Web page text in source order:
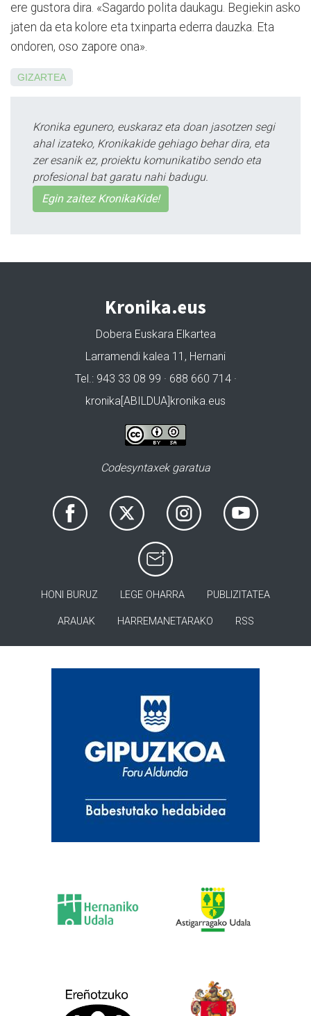
ere gustora dira. «Sagar­do polita daukagu. Begiekin asko
jaten da eta kolore eta txinparta ederra dauzka. Eta
ondoren, oso zapore ona».
GIZARTEA
Kronika egunero, euskaraz eta doan jasotzen segi
ahal izateko, Kronikakide gehiago behar dira, eta
zer esanik ez, proiektu komunikatibo sendo eta
profesional bat garatu nahi badugu.
Egin zaitez KronikaKide!
Kronika.eus
Dobera Euskara Elkartea
Larramendi kalea 11, Hernani
Tel.: 943 33 08 99 · 688 660 714 ·
kronika[ABILDUA]kronika.eus
Codesyntaxek garatua
HONI BURUZ LEGE OHARRA PUBLIZITATEA
ARAUAK HARREMANETARAKO RSS